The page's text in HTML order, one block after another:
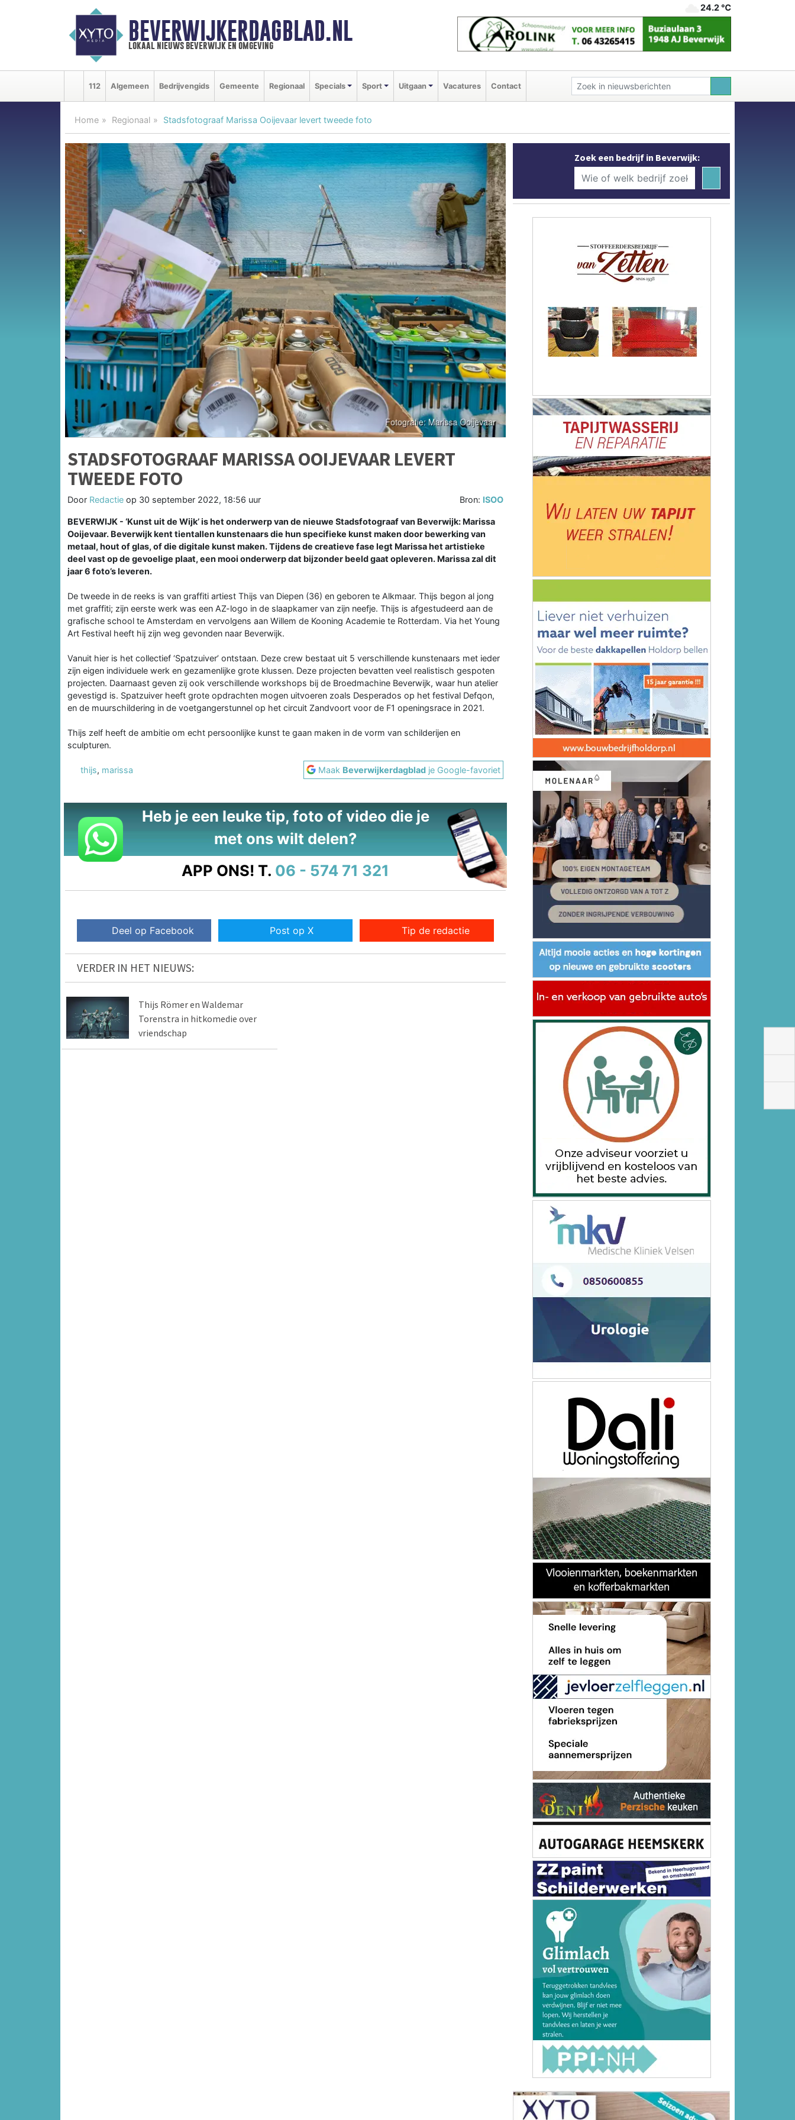
BEVERWIJKERDAGBLAD.NL
lokaal nieuws beverwijk en omgeving
24.2 ℃
112 Algemeen Bedrijvengids Gemeente Regionaal Specials Sport Uitgaan Vacatures Contact
Home Regionaal Stadsfotograaf Marissa Ooijevaar levert tweede foto
STADSFOTOGRAAF MARISSA OOIJEVAAR LEVERT
TWEEDE FOTO
Door Redactie op 30 september 2022, 18:56 uur Bron: ISOO
BEVERWIJK - ‘Kunst uit de Wijk’ is het onderwerp van de nieuwe Stadsfotograaf van Beverwijk: Marissa
Ooijevaar. Beverwijk kent tientallen kunstenaars die hun specifieke kunst maken door bewerking van
metaal, hout of glas, of die digitale kunst maken. Tijdens de creatieve fase legt Marissa het artistieke
deel vast op de gevoelige plaat, een mooi onderwerp dat bijzonder beeld gaat opleveren. Marissa zal dit
jaar 6 foto’s leveren.
De tweede in de reeks is van graffiti artiest Thijs van Diepen (36) en geboren te Alkmaar. Thijs begon al jong
met graffiti; zijn eerste werk was een AZ-logo in de slaapkamer van zijn neefje. Thijs is afgestudeerd aan de
grafische school te Amsterdam en vervolgens aan Willem de Kooning Academie te Rotterdam. Via het Young
Art Festival heeft hij zijn weg gevonden naar Beverwijk.
Vanuit hier is het collectief ‘Spatzuiver’ ontstaan. Deze crew bestaat uit 5 verschillende kunstenaars met ieder
zijn eigen individuele werk en gezamenlijke grote klussen. Deze projecten bevatten veel realistisch gespoten
projecten. Daarnaast geven zij ook verschillende workshops bij de Broedmachine Beverwijk, waar hun atelier
gevestigd is. Spatzuiver heeft grote opdrachten mogen uitvoeren zoals Desperados op het festival Defqon,
en de muurschildering in de voetgangerstunnel op het circuit Zandvoort voor de F1 openingsrace in 2021.
Thijs zelf heeft de ambitie om echt persoonlijke kunst te gaan maken in de vorm van schilderijen en
sculpturen.
thijs, marissa Maak Beverwijkerdagblad je Google-favoriet
Heb je een leuke tip, foto of video die je
met ons wilt delen?
APP ONS! T. 06 - 574 71 321
Deel op Facebook Post op X Tip de redactie
VERDER IN HET NIEUWS:
Thijs Römer en Waldemar
Torenstra in hitkomedie over
vriendschap
Zoek een bedrijf in Beverwijk: